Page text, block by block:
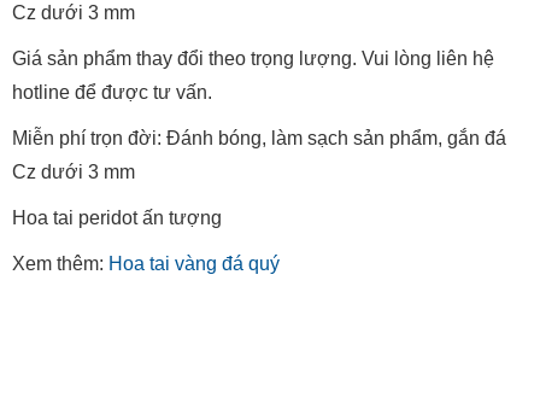
Cz dưới 3 mm
Giá sản phẩm thay đổi theo trọng lượng. Vui lòng liên hệ
hotline để được tư vấn.
Miễn phí trọn đời: Đánh bóng, làm sạch sản phẩm, gắn đá
Cz dưới 3 mm
Hoa tai peridot ấn tượng
Xem thêm: Hoa tai vàng đá quý